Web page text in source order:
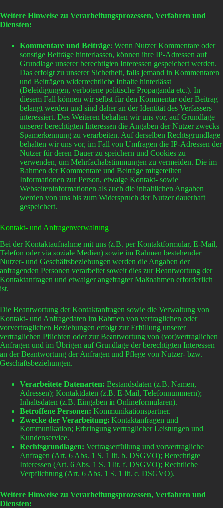
Weitere Hinweise zu Verarbeitungsprozessen, Verfahren und
Diensten:
Kommentare und Beiträge: Wenn Nutzer Kommentare oder
sonstige Beiträge hinterlassen, können ihre IP-Adressen auf
Grundlage unserer berechtigten Interessen gespeichert werden.
Das erfolgt zu unserer Sicherheit, falls jemand in Kommentaren
und Beiträgen widerrechtliche Inhalte hinterlässt
(Beleidigungen, verbotene politische Propaganda etc.). In
diesem Fall können wir selbst für den Kommentar oder Beitrag
belangt werden und sind daher an der Identität des Verfassers
interessiert. Des Weiteren behalten wir uns vor, auf Grundlage
unserer berechtigten Interessen die Angaben der Nutzer zwecks
Spamerkennung zu verarbeiten. Auf derselben Rechtsgrundlage
behalten wir uns vor, im Fall von Umfragen die IP-Adressen der
Nutzer für deren Dauer zu speichern und Cookies zu
verwenden, um Mehrfachabstimmungen zu vermeiden. Die im
Rahmen der Kommentare und Beiträge mitgeteilten
Informationen zur Person, etwaige Kontakt- sowie
Webseiteninformationen als auch die inhaltlichen Angaben
werden von uns bis zum Widerspruch der Nutzer dauerhaft
gespeichert.
Kontakt- und Anfragenverwaltung
Bei der Kontaktaufnahme mit uns (z.B. per Kontaktformular, E-Mail,
Telefon oder via soziale Medien) sowie im Rahmen bestehender
Nutzer- und Geschäftsbeziehungen werden die Angaben der
anfragenden Personen verarbeitet soweit dies zur Beantwortung der
Kontaktanfragen und etwaiger angefragter Maßnahmen erforderlich
ist.
Die Beantwortung der Kontaktanfragen sowie die Verwaltung von
Kontakt- und Anfragedaten im Rahmen von vertraglichen oder
vorvertraglichen Beziehungen erfolgt zur Erfüllung unserer
vertraglichen Pflichten oder zur Beantwortung von (vor)vertraglichen
Anfragen und im Übrigen auf Grundlage der berechtigten Interessen
an der Beantwortung der Anfragen und Pflege von Nutzer- bzw.
Geschäftsbeziehungen.
Verarbeitete Datenarten: Bestandsdaten (z.B. Namen,
Adressen); Kontaktdaten (z.B. E-Mail, Telefonnummern);
Inhaltsdaten (z.B. Eingaben in Onlineformularen).
Betroffene Personen: Kommunikationspartner.
Zwecke der Verarbeitung: Kontaktanfragen und
Kommunikation; Erbringung vertraglicher Leistungen und
Kundenservice.
Rechtsgrundlagen: Vertragserfüllung und vorvertragliche
Anfragen (Art. 6 Abs. 1 S. 1 lit. b. DSGVO); Berechtigte
Interessen (Art. 6 Abs. 1 S. 1 lit. f. DSGVO); Rechtliche
Verpflichtung (Art. 6 Abs. 1 S. 1 lit. c. DSGVO).
Weitere Hinweise zu Verarbeitungsprozessen, Verfahren und
Diensten: